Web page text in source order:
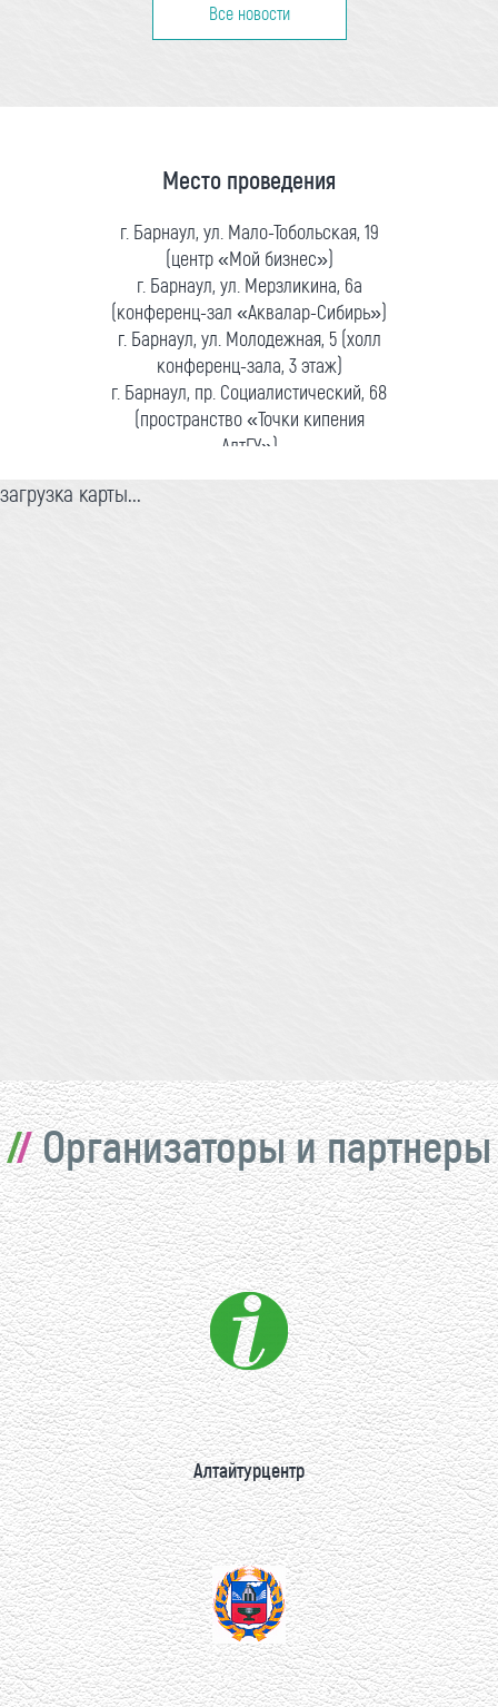
Все новости
Место проведения
г. Барнаул, ул. Мало-Тобольская, 19
(центр «Мой бизнес»)
г. Барнаул, ул. Мерзликина, 6а
(конференц-зал «Аквалар-Сибирь»)
г. Барнаул, ул. Молодежная, 5 (холл
конференц-зала, 3 этаж)
г. Барнаул, пр. Социалистический, 68
(пространство «Точки кипения
АлтГУ»)
загрузка карты...
Организаторы и партнеры
Алтайтурцентр